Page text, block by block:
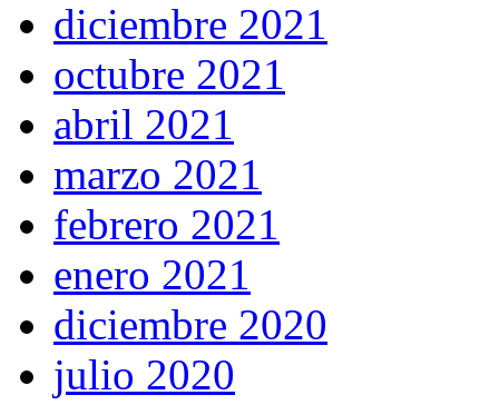
diciembre 2021
octubre 2021
abril 2021
marzo 2021
febrero 2021
enero 2021
diciembre 2020
julio 2020